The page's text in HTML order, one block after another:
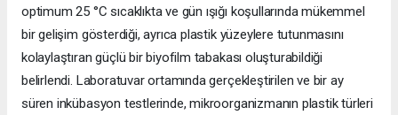
optimum 25 °C sıcaklıkta ve gün ışığı koşullarında mükemmel
bir gelişim gösterdiği, ayrıca plastik yüzeylere tutunmasını
kolaylaştıran güçlü bir biyofilm tabakası oluşturabildiği
belirlendi. Laboratuvar ortamında gerçekleştirilen ve bir ay
süren inkübasyon testlerinde, mikroorganizmanın plastik türleri